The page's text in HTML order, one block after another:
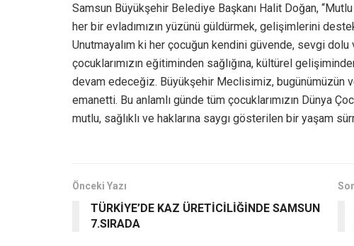
Samsun Büyükşehir Belediye Başkanı Halit Doğan,
her bir evladımızın yüzünü güldürmek, gelişimlerini
Unutmayalım ki her çocuğun kendini güvende, sevgi
çocuklarımızın eğitiminden sağlığına, kültürel
devam edeceğiz. Büyükşehir Meclisimiz, bugünümüzün ve
emanetti. Bu anlamlı günde tüm çocuklarımızın Dünya
mutlu, sağlıklı ve haklarına saygı gösterilen bir yaşam
Önceki Yazı
TÜRKİYE’DE KAZ ÜRETİCİLİĞİNDE SAMSUN
7.SIRADA